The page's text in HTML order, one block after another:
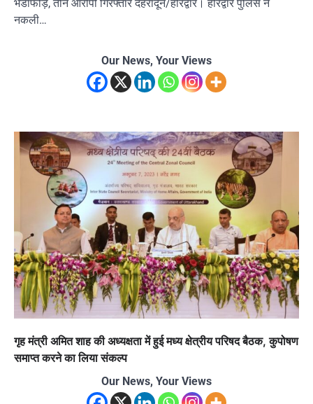
भंडाफोड़, तीन आरोपी गिरफ्तार देहरादून/हरिद्वार। हरिद्वार पुलिस ने
नकली…
Our News, Your Views
गृह मंत्री अमित शाह की अध्यक्षता में हुई मध्य क्षेत्रीय परिषद बैठक, कुपोषण
समाप्त करने का लिया संकल्प
Our News, Your Views